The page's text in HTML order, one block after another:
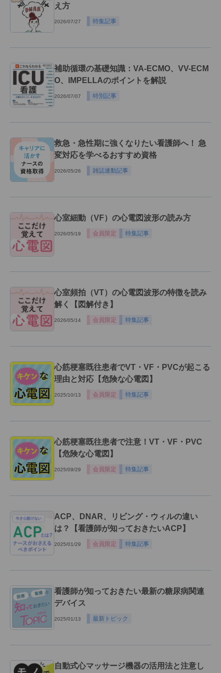
え方
2026/07/27 特集記事
補助循環の基礎知識：VA-ECMO、VV-ECM
O、IMPELLAのポイントを解説
2026/07/07 特別記事
救急・急性期に強くなりたい看護師へ！ 急
変対応を学べるおすすめ資格
2026/05/26 雑誌連動記事
心室細動（VF）の心電図波形の読み方
2026/05/19 会員限定 特集記事
心室頻拍（VT）の心電図波形の特徴を読み
解く【図解付き】
2026/05/14 会員限定 特集記事
心筋梗塞既往患者でVT・VF・PVCが起こる
理由と対応【危険な心電図】
2025/10/13 会員限定 特集記事
心筋梗塞既往患者で注意！VT・VF・PVC
【危険な心電図】
2025/09/29 会員限定 特集記事
ACP、DNAR、リビング・ウィルの違い
は？【看護師が知っておきたいACP】
2025/01/29 会員限定 特集記事
看護師が知っておきたい最新の糖尿病関連
デバイス
2025/01/13 最新トピック
自動式心マッサージ機器の活用法と注意し